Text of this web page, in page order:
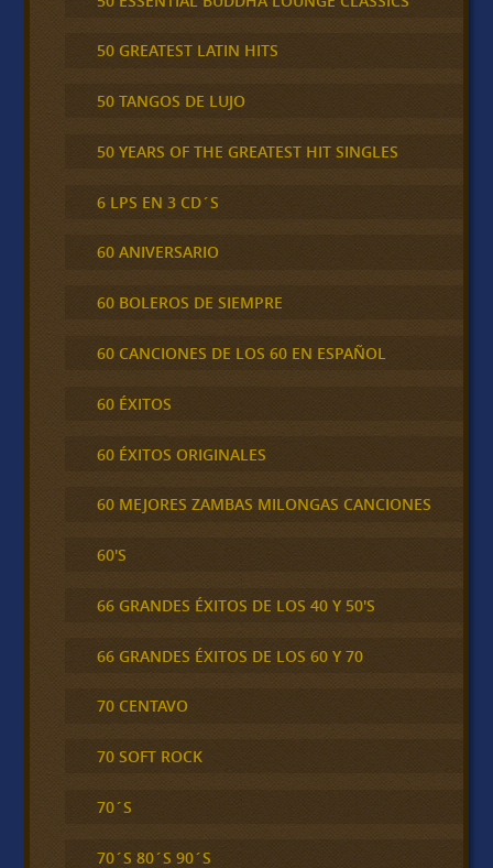
50 GREATEST LATIN HITS
50 TANGOS DE LUJO
50 YEARS OF THE GREATEST HIT SINGLES
6 LPS EN 3 CD´S
60 ANIVERSARIO
60 BOLEROS DE SIEMPRE
60 CANCIONES DE LOS 60 EN ESPAÑOL
60 ÉXITOS
60 ÉXITOS ORIGINALES
60 MEJORES ZAMBAS MILONGAS CANCIONES
60'S
66 GRANDES ÉXITOS DE LOS 40 Y 50'S
66 GRANDES ÉXITOS DE LOS 60 Y 70
70 CENTAVO
70 SOFT ROCK
70´S
70´S 80´S 90´S